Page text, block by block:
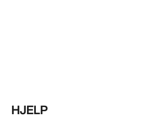
HJELP